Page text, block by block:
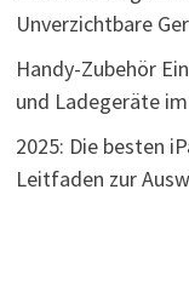
Unverzichtbare
Handy-Zubehör
und Ladegeräte
2025: Die besten
Leitfaden zur